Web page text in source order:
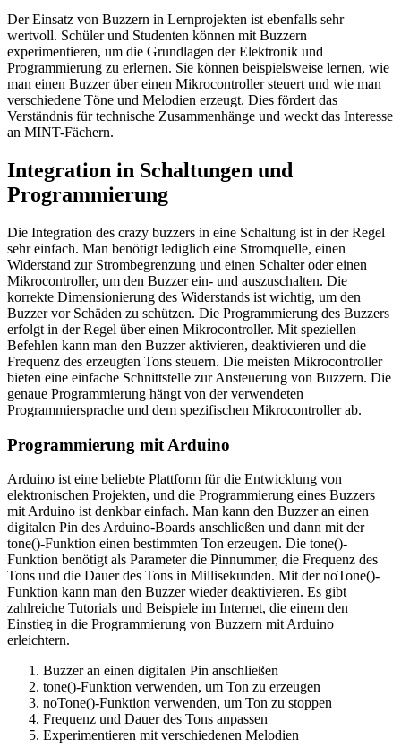
Der Einsatz von Buzzern in Lernprojekten ist ebenfalls sehr
wertvoll. Schüler und Studenten können mit Buzzern
experimentieren, um die Grundlagen der Elektronik und
Programmierung zu erlernen. Sie können beispielsweise lernen, wie
man einen Buzzer über einen Mikrocontroller steuert und wie man
verschiedene Töne und Melodien erzeugt. Dies fördert das
Verständnis für technische Zusammenhänge und weckt das Interesse
an MINT-Fächern.
Integration in Schaltungen und
Programmierung
Die Integration des crazy buzzers in eine Schaltung ist in der Regel
sehr einfach. Man benötigt lediglich eine Stromquelle, einen
Widerstand zur Strombegrenzung und einen Schalter oder einen
Mikrocontroller, um den Buzzer ein- und auszuschalten. Die
korrekte Dimensionierung des Widerstands ist wichtig, um den
Buzzer vor Schäden zu schützen. Die Programmierung des Buzzers
erfolgt in der Regel über einen Mikrocontroller. Mit speziellen
Befehlen kann man den Buzzer aktivieren, deaktivieren und die
Frequenz des erzeugten Tons steuern. Die meisten Mikrocontroller
bieten eine einfache Schnittstelle zur Ansteuerung von Buzzern. Die
genaue Programmierung hängt von der verwendeten
Programmiersprache und dem spezifischen Mikrocontroller ab.
Programmierung mit Arduino
Arduino ist eine beliebte Plattform für die Entwicklung von
elektronischen Projekten, und die Programmierung eines Buzzers
mit Arduino ist denkbar einfach. Man kann den Buzzer an einen
digitalen Pin des Arduino-Boards anschließen und dann mit der
tone()-Funktion einen bestimmten Ton erzeugen. Die tone()-
Funktion benötigt als Parameter die Pinnummer, die Frequenz des
Tons und die Dauer des Tons in Millisekunden. Mit der noTone()-
Funktion kann man den Buzzer wieder deaktivieren. Es gibt
zahlreiche Tutorials und Beispiele im Internet, die einem den
Einstieg in die Programmierung von Buzzern mit Arduino
erleichtern.
Buzzer an einen digitalen Pin anschließen
tone()-Funktion verwenden, um Ton zu erzeugen
noTone()-Funktion verwenden, um Ton zu stoppen
Frequenz und Dauer des Tons anpassen
Experimentieren mit verschiedenen Melodien